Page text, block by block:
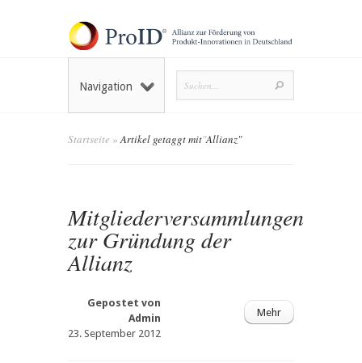
Navigation
Startseite »Artikel getaggt mit"Allianz"
Mitgliederversammlungen
zur Gründung der
Allianz
Gepostet von
Admin
23. September 2012
Mehr